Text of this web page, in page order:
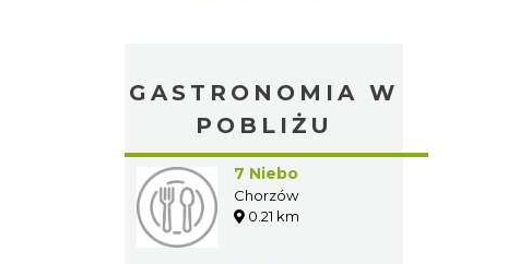
GASTRONOMIA W
POBLIŻU
7 Niebo
Chorzów
0.21 km